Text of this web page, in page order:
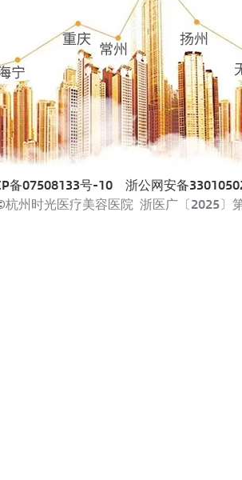
备07508133号-10
浙公网安备
州时光医疗美容医院 浙医广〔2025〕